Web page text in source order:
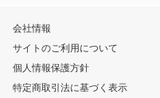
会社情報
サイトのご利用について
個人情報保護方針
特定商取引法に基づく表示